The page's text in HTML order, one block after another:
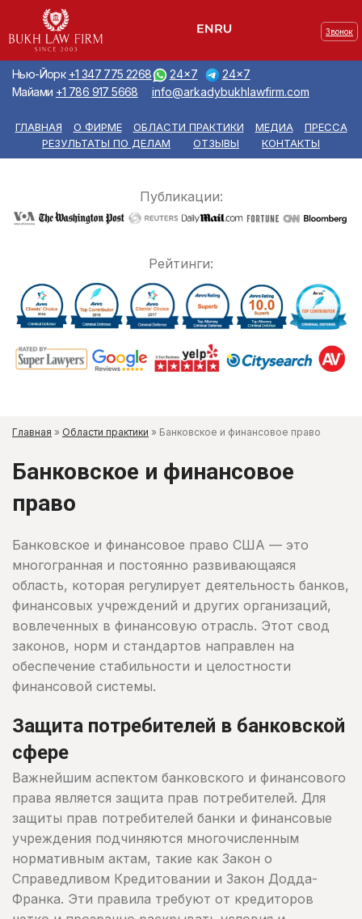
Звонок
Нью-Йорк +1 347 775 2268
Майами +1 786 917 5668
24x7
24x7
info@arkadybukhlawfirm.com
ГЛАВНАЯ О ФИРМЕ ОБЛАСТИ ПРАКТИКИ МЕДИА
ПРЕССА
РЕЗУЛЬТАТЫ ПО ДЕЛАМ
ОТЗЫВЫ КОНТАКТЫ
Публикации:
Рейтинги:
Главная » Области практики » Банковское и финансовое право
Банковское и финансовое
право
Банковское и финансовое право США — это
многогранная и постоянно развивающаяся
область, которая регулирует деятельность банков,
финансовых учреждений и других организаций,
вовлеченных в финансовую отрасль. Этот свод
законов, норм и стандартов направлен на
обеспечение стабильности и целостности
финансовой системы.
Защита потребителей в банковской
сфере
Важнейшим аспектом банковского и финансового
права является защита прав потребителей. Для
защиты прав потребителей банки и финансовые
учреждения подчиняются многочисленным
нормативным актам, такие как Закон о
Справедливом Кредитовании и Закон Додда-
Франка. Эти правила требуют от кредиторов